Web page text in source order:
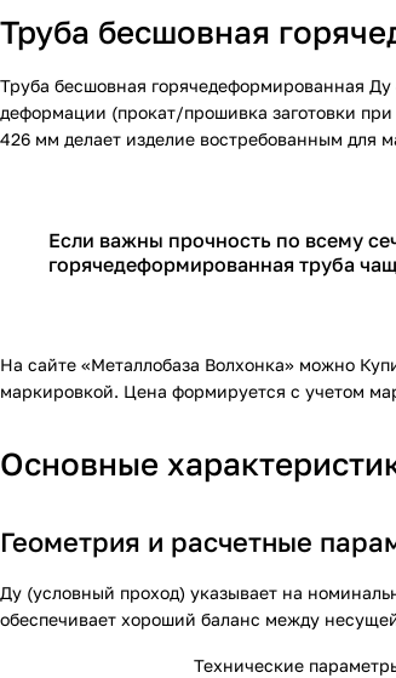
Труба бесшовная
Труба бесшовная горячедеформированная Ду
деформации (прокат/прошивка заготовки
426 мм делает изделие востребованным для
Если важны прочность по всему
горячедеформированная труба
На сайте «Металлобаза Волхонка» можно
маркировкой. Цена формируется с учетом
Основные
Геометрия и расчетные
Ду (условный проход) указывает на
обеспечивает хороший баланс между
Технические